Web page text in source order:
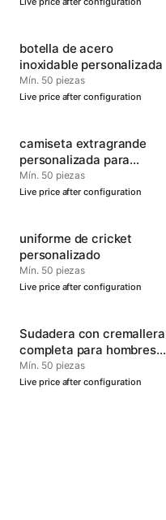
botella de acero
inoxidable personalizada
Mín. 50 piezas
Live price after configuration
camiseta extragrande
personalizada para
hombre
Mín. 50 piezas
Live price after configuration
uniforme de cricket
personalizado
Mín. 50 piezas
Live price after configuration
Sudadera con cremallera
completa para hombres -
Personalizada
Mín. 50 piezas
Live price after configuration